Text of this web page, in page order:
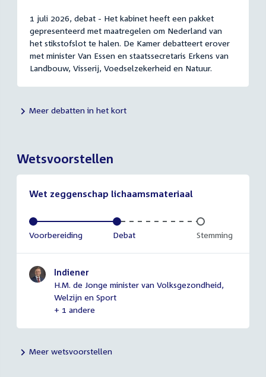
1 juli 2026, debat - Het kabinet heeft een pakket
gepresenteerd met maatregelen om Nederland van
het stikstofslot te halen. De Kamer debatteert erover
met minister Van Essen en staatssecretaris Erkens van
Landbouw, Visserij, Voedselzekerheid en Natuur.
Meer debatten in het kort
Wetsvoorstellen
Wet zeggenschap lichaamsmateriaal
Voltooid:
Voorbereiding Voltooid:
Debat Onvoltooid:
Stemming
Indiener
H.M. de Jonge minister van Volksgezondheid,
Welzijn en Sport
+ 1 andere
Meer wetsvoorstellen